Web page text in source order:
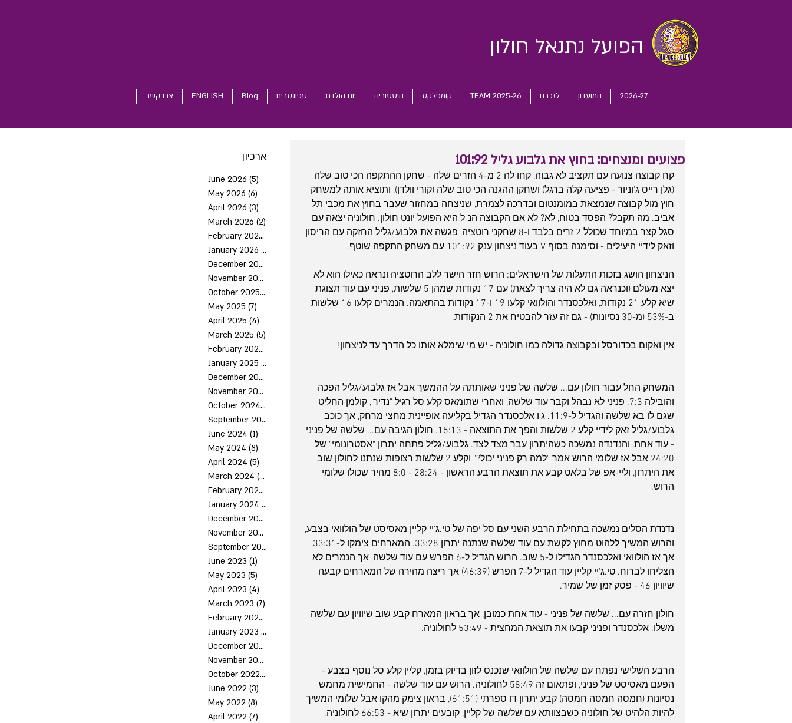
הפועל נתנאל חולון
2026-27 המועדון לזכרם TEAM 2025-26 קומפלקס היסטוריה יום הולדת ספונסרים Blog
ENGLISH צרו קשר
ארכיון
June 2026 (5)
May 2026 (6)
April 2026 (3)
March 2026 (2)
February 2026
January 2026 (5)
December 2025
November 2025
October 2025(6)
May 2025 (7)
April 2025 (4)
March 2025 (5)
February 2025
January 2025 (7)
December 2024
November 2024
October 2024(6)
September 2024
June 2024 (1)
May 2024 (8)
April 2024 (5)
March 2024 (10)
February 2024
January 2024 (9)
December 2023
November 2023
4 posts
September 2023
June 2023 (1)
May 2023 (5)
April 2023 (4)
March 2023 (7)
February 2023
January 2023 (7)
December 2022
November 2022
October 2022(7)
June 2022 (3)
May 2022 (8)
April 2022 (7)
פצועים ומנצחים: בחוץ את גלבוע גליל 101:92
קח קבוצה צנועה עם תקציב לא גבוה, קחו לה 2 מ-4 הזרים שלה - שחקן ההתקפה הכי טוב שלה
(גלן רייס ג'וניור - פציעה קלה ברגל) ושחקן ההגנה הכי טוב שלה (קורי וולדן), ותוציא אותה למשחק
חוץ מול קבוצה שנמצאת במומנטום ובדרכה לצמרת, שניצחה במחזור שעבר בחוץ את מכבי תל
אביב. מה תקבל? הפסד בטוח, לא? לא אם הקבוצה הנ"ל היא הפועל יונט חולון. חולוניה יצאה עם
סגל קצר במיוחד שכולל 2 זרים בלבד ו-8 שחקני רוטציה, פגשה את גלבוע/גליל החזקה עם הריסון
וזאק לידיי היעילים - וסימנה בסוף V בעוד ניצחון ענק 101:92 עם משחק התקפה שוטף.
הניצחון הושג בזכות התעלות של הישראלים: הרוש חזר הישר ללב הרוטציה ונראה כאילו הוא לא
יצא מעולם (וכנראה גם לא היה צריך לצאת) עם 17 נקודות שמהן 5 שלשות, פניני עם עוד תצוגת
שיא קלע 21 נקודות, ואלכסנדר והולוואי קלעו 19 ו-17 נקודות בהתאמה. הנמרים קלעו 16 שלשות
ב-53% (מ-30 נסיונות) - גם זה עזר להבטיח את 2 הנקודות.
אין ואקום בכדורסל ובקבוצה גדולה כמו חולוניה - יש מי שימלא אותו כל הדרך עד לניצחון!
המשחק החל עבור חולון עם... שלשה של פניני שאותתה על ההמשך אבל אז גלבוע/גליל הפכה
והובילה 7:3. פניני לא נבהל וקבר עוד שלשה, ואחרי שתומאס קלע סל רגיל "נדיר", קולמן החליט
שגם לו בא שלשה והגדיל ל-11:9. ג'ו אלכסנדר הגדיל בקליעה אופיינית מחצי מרחק, אך כוכב
גלבוע/גליל זאק לידיי קלע 2 שלשות והפך את התוצאה - 15:13. חולון הגיבה עם... שלשה של פניני
- עוד אחת, והנדנדה נמשכה כשהיתרון עבר מצד לצד. גלבוע/גליל פתחה יתרון "אסטרונומי" של
24:20 אבל אז שלומי הרוש אמר "למה רק פניני יכול?" וקלע 2 שלשות רצופות שנתנו לחולון שוב
את היתרון, וליי-אפ של בלאט קבע את תוצאת הרבע הראשון - 28:24 - 8:0 מהיר שכולו שלומי
הרוש.
נדנדת הסלים נמשכה בתחילת הרבע השני עם סל יפה של טי.ג'יי קליין מאסיסט של הולוואי בצבע,
והרוש המשיך ללהוט מחוץ לקשת עם עוד שלשה שנתנה יתרון 33:28. המארחים צימקו ל-33:31,
אך אז הולוואי ואלכסנדר הגדילו ל-5 שוב. הרוש הגדיל ל-6 הפרש עם עוד שלשה, אך הנמרים לא
הצליחו לברוח. טי.ג'יי קליין עוד הגדיל ל-7 הפרש (46:39) אך ריצה מהירה של המארחים קבעה
שיוויון 46 - פסק זמן של שמיר.
חולון חזרה עם... שלשה של פניני - עוד אחת כמובן, אך בראון המארח קבע שוב שיוויון עם שלשה
משלו. אלכסנדר ופניני קבעו את תוצאת המחצית - 53:49 לחולוניה.
הרבע השלישי נפתח עם שלשה של הולוואי שנכנס לזון בדיוק בזמן, קליין קלע סל נוסף בצבע -
הפעם מאסיסט של פניני, ופתאום זה 58:49 לחולוניה. הרוש עם עוד שלשה - החמישית מחמש
נסיונות (חמסה חמסה חמסה) קבע יתרון דו ספרתי (61:51), בראון צימק מהקו אבל שלומי המשיך
להיות הלהיט של חולוניה כשבצוותא עם שלשה של קליין, קובעים יתרון שיא - 66:53 לחולוניה.